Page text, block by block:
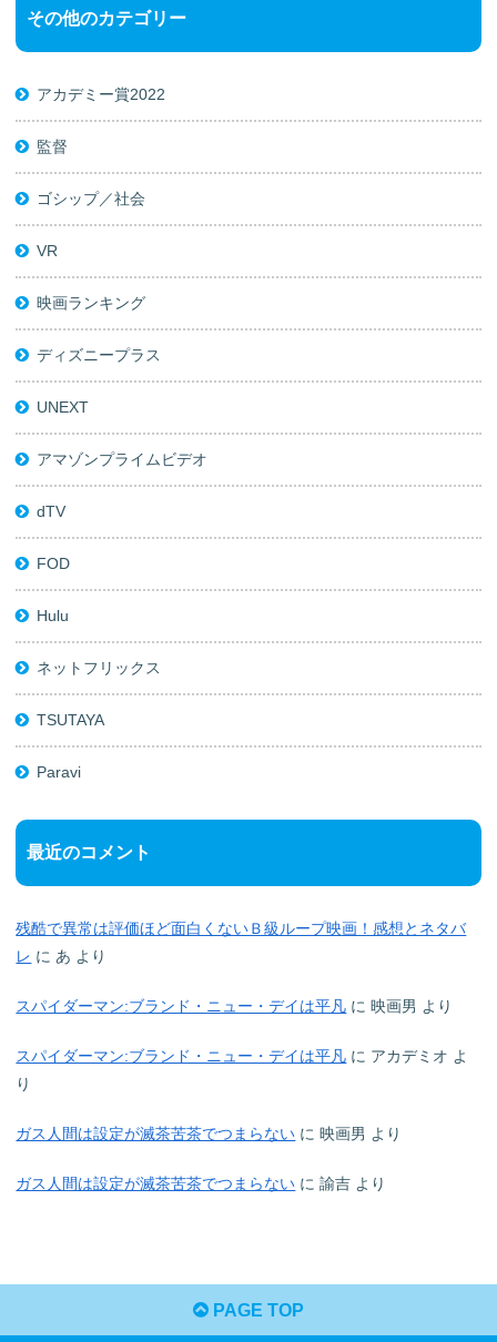
その他のカテゴリー
アカデミー賞2022
監督
ゴシップ／社会
VR
映画ランキング
ディズニープラス
UNEXT
アマゾンプライムビデオ
dTV
FOD
Hulu
ネットフリックス
TSUTAYA
Paravi
最近のコメント
残酷で異常は評価ほど面白くないＢ級ループ映画！感想とネタバ
レ に あ より
スパイダーマン:ブランド・ニュー・デイは平凡 に映画男 より
スパイダーマン:ブランド・ニュー・デイは平凡 に アカデミオ よ
り
ガス人間は設定が滅茶苦茶でつまらない に映画男 より
ガス人間は設定が滅茶苦茶でつまらない に諭吉 より
PAGE TOP